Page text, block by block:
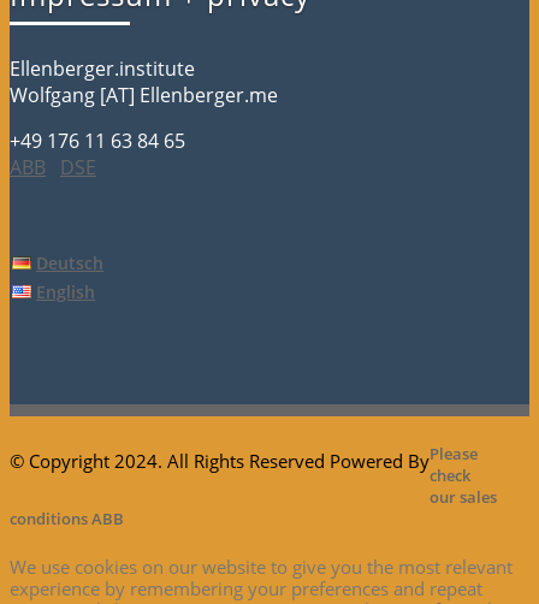
Ellenberger.institute
Wolfgang [AT] Ellenberger.me
+49 176 11 63 84 65
ABB
DSE
Deutsch
English
© Copyright 2024. All Rights Reserved Powered ByPlease
check
our sales
conditions ABB
We use cookies on our website to give you the most relevant
experience by remembering your preferences and repeat